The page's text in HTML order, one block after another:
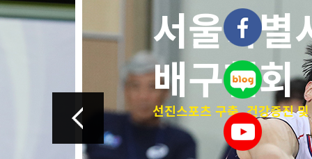
서울특별
배구협회
선진스포츠 구축, 건강증진